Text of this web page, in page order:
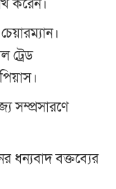
করেন।
ট্রেড
সম্প্রসারণে
ধন্যবাদ বক্তব্যের